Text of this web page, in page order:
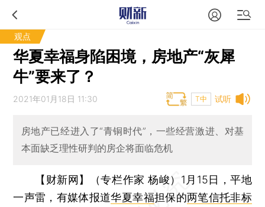
观点
华夏幸福身陷困境，房地产“灰犀
牛”要来了？
试听
2021年01月18日 11:30 T中
房地产已经进入了“青铜时代”，一些经营激进、对基
本面缺乏理性研判的房企将面临危机
【财新网】（专栏作家 杨峻） 1月15日，平地
一声雷，有媒体报道华夏幸福担保的两笔信托非标